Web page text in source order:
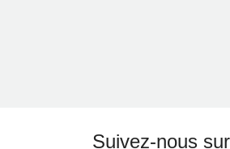
Suivez-nous